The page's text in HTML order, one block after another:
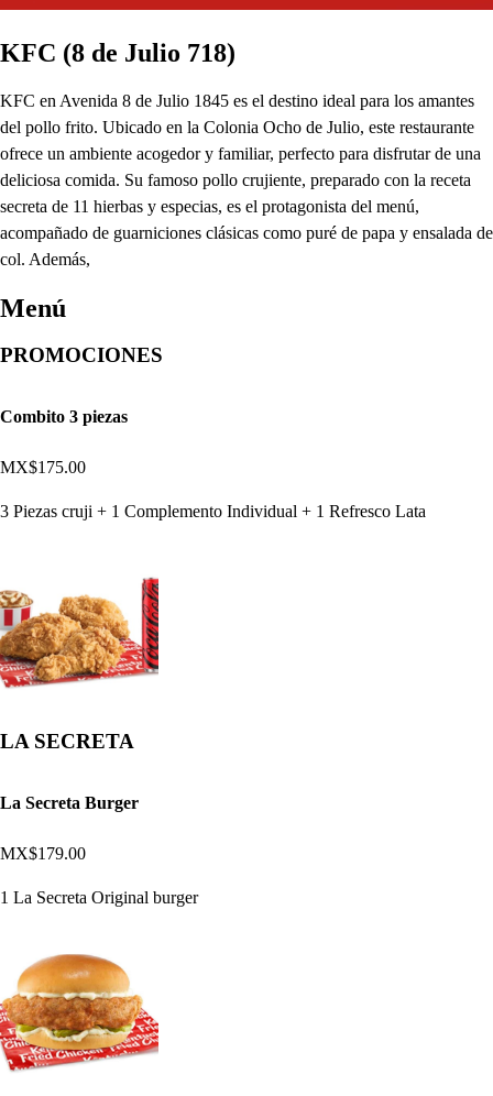
KFC (8 de Julio 718)
KFC en Avenida 8 de Julio 1845 es el destino ideal para los amantes
del pollo frito. Ubicado en la Colonia Ocho de Julio, este restaurante
ofrece un ambiente acogedor y familiar, perfecto para disfrutar de una
deliciosa comida. Su famoso pollo crujiente, preparado con la receta
secreta de 11 hierbas y especias, es el protagonista del menú,
acompañado de guarniciones clásicas como puré de papa y ensalada de
col. Además,
Menú
PROMOCIONES
Combito 3 piezas
MX$175.00
3 Piezas cruji + 1 Complemento Individual + 1 Refresco Lata
LA SECRETA
La Secreta Burger
MX$179.00
1 La Secreta Original burger